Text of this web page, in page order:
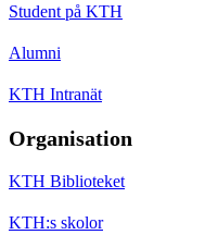
Student på KTH
Alumni
KTH Intranät
Organisation
KTH Biblioteket
KTH:s skolor